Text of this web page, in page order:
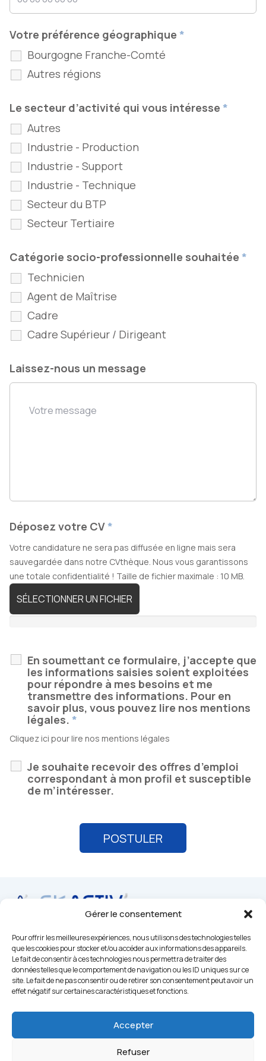
Gérer le consentement
Pour offrir les meilleures expériences, nous utilisons des technologies telles
que les cookies pour stocker et/ou accéder aux informations des appareils.
Le fait de consentir à ces technologies nous permettra de traiter des
données telles que le comportement de navigation ou les ID uniques sur ce
site. Le fait de ne pas consentir ou de retirer son consentement peut avoir un
effet négatif sur certaines caractéristiques et fonctions.
Accepter
Refuser
Votre préférence géographique *
Bourgogne Franche-Comté
Autres régions
Le secteur d’activité qui vous intéresse *
Autres
Industrie - Production
Industrie - Support
Industrie - Technique
Secteur du BTP
Secteur Tertiaire
Catégorie socio-professionnelle souhaitée *
Technicien
Agent de Maîtrise
Cadre
Cadre Supérieur / Dirigeant
Laissez-nous un message
Déposez votre CV*
SÉLECTIONNER UN FICHIER
Votre candidature ne sera pas diffusée en ligne mais sera
sauvegardée dans notre CVthèque. Nous vous garantissons
une totale confidentialité ! Taille de fichier maximale : 10 MB.
En soumettant ce formulaire, j’accepte que
les informations saisies soient exploitées
pour répondre à mes besoins et me
transmettre des informations. Pour en
savoir plus, vous pouvez lire nos mentions
légales. *
Cliquez ici pour lire nos mentions légales
Je souhaite recevoir des offres d’emploi
correspondant à mon profil et susceptible
de m’intéresser.
07 81 81 07 29
contact@gk-activ-ressources.fr
Sur les réseaux sociaux
Conditions générales de vente